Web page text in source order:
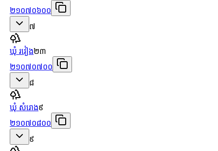
២១០៧០៦០០
៧
ឃុំ រវៀង២៣
២១០៧០៧០០
៨
ឃុំ សំរោង៩
២១០៧០៨០០
៩